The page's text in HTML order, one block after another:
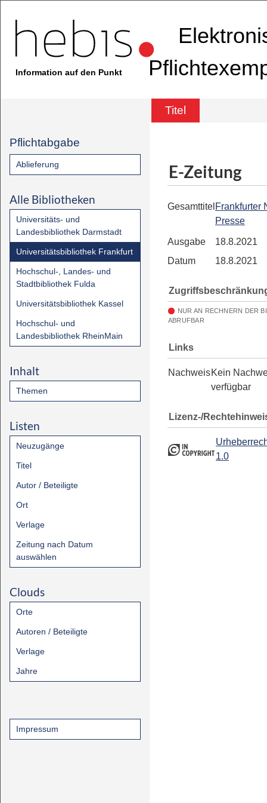
Information auf den Punkt
Titel
Pflichtabgabe
Ablieferung
Alle Bibliotheken
Universitäts- und
Landesbibliothek Darmstadt
Universitätsbibliothek Frankfurt
Hochschul-, Landes- und
Stadtbibliothek Fulda
Universitätsbibliothek Kassel
Hochschul- und
Landesbibliothek RheinMain
Inhalt
Themen
Listen
Neuzugänge
Titel
Autor / Beteiligte
Ort
Verlage
Zeitung nach Datum
auswählen
Clouds
Orte
Autoren / Beteiligte
Verlage
Jahre
Impressum
E-Zeitung
Gesamttitel Frankfurter
Presse
Ausgabe
18.8.2021
Datum
18.8.2021
NUR AN RECHNERN DER
ABRUFBAR
Links
NachweisKein
verfügbar
Lizenz-/
1.0